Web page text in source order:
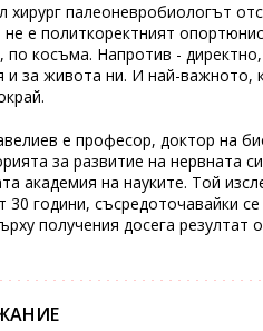
хирург палеоневробиологът
не е политкоректният
по косъма. Напротив -
и за живота ни. И най-важното,
е професор, доктор на
за развитие на нервната
академия на науките. Той
30 години, съсредоточавайки
получения досега резултат